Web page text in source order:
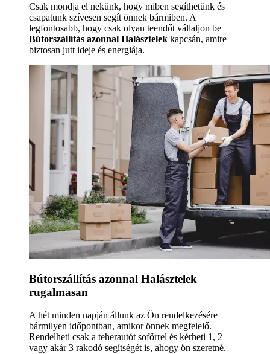
Csak mondja el nekünk, hogy miben segíthetünk és
csapatunk szívesen segít önnek bármiben. A
legfontosabb, hogy csak olyan teendőt vállaljon be
Bútorszállítás azonnal Halásztelek kapcsán, amire
biztosan jutt ideje és energiája.
Bútorszállítás azonnal Halásztelek
rugalmasan
A hét minden napján állunk az Ön rendelkezésére
bármilyen időpontban, amikor önnek megfelelő.
Rendelheti csak a teherautót sofőrrel és kérheti 1, 2
vagy akár 3 rakodó segítségét is, ahogy ön szeretné.